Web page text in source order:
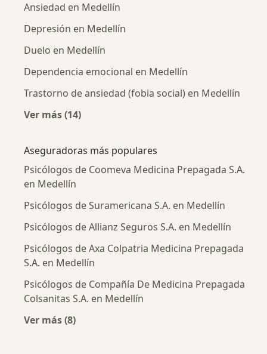
Ansiedad en Medellín
Depresión en Medellín
Duelo en Medellín
Dependencia emocional en Medellín
Trastorno de ansiedad (fobia social) en Medellín
Ver más (14)
Aseguradoras más populares
Psicólogos de Coomeva Medicina Prepagada S.A.
en Medellín
Psicólogos de Suramericana S.A. en Medellín
Psicólogos de Allianz Seguros S.A. en Medellín
Psicólogos de Axa Colpatria Medicina Prepagada
S.A. en Medellín
Psicólogos de Compañía De Medicina Prepagada
Colsanitas S.A. en Medellín
Ver más (8)